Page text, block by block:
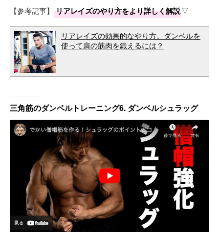
【参考記事】
リアレイズのやり方をより詳しく解説▽
リアレイズの効果的なやり方。ダンベルを
使って肩の筋肉を鍛えるには？
三角筋のダンベルトレーニング6. ダンベルシュラッグ